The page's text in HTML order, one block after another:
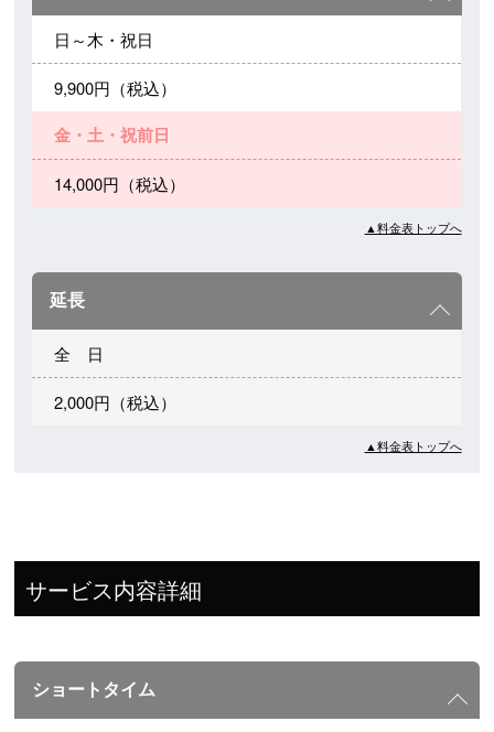
日～木・祝日
9,900円（税込）
金・土・祝前日
14,000円（税込）
▲料金表トップへ
延長
全 日
2,000円（税込）
▲料金表トップへ
サービス内容詳細
ショートタイム